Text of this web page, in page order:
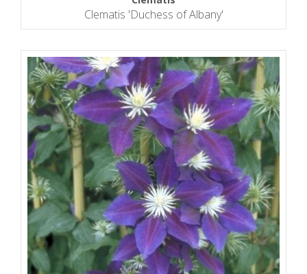
Clematis 'Duchess of Albany'